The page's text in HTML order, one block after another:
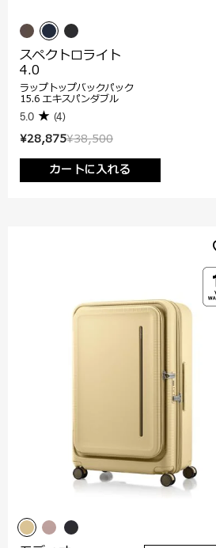
¥38,500
¥28,875
カートに入れる
スペクトロライト
4.0
ラップトップバックパック
15.6 エキスパンダブル
5.0 (4)